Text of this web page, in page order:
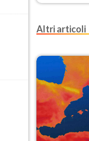
Altri articoli